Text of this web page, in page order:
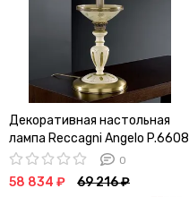
Декоративная настольная
лампа Reccagni Angelo P.6608
G
0
58 834 ₽ 69 216 ₽